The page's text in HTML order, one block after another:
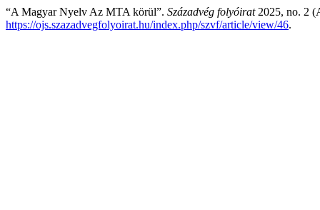
“A Magyar Nyelv Az MTA körül”. Századvég folyóirat2025, no. 2
https://ojs.szazadvegfolyoirat.hu/index.php/szvf/article/view/46.